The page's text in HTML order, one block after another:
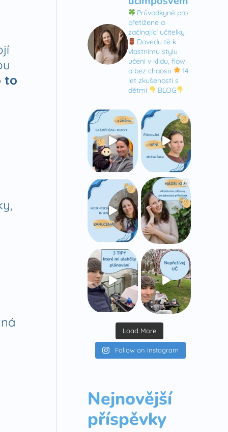
to
Průvodkyně pro
přetížené a
začínající učitelky
Dovedu tě k
vlastnímu stylu
učení v klidu, flow
a bez chaosu
14
let zkušeností s
dětmi
BLOG
Load More
Follow on Instagram
Nejnovější
příspěvky